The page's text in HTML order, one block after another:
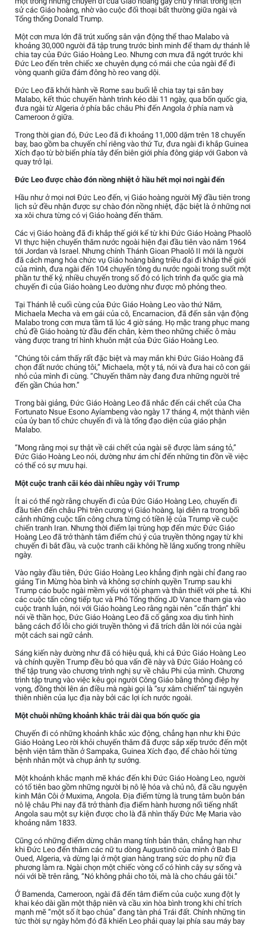
sử các Giáo hoàng, nhờ vào cuộc đối thoại bất thường giữa ngài và
Tổng thống Donald Trump.
Một cơn mưa lớn đã trút xuống sân vận động thể thao Malabo và
khoảng 30,000 người đã tập trung trước bình minh để tham dự thánh lễ
chia tay của Đức Giáo Hoàng Leo. Nhưng cơn mưa đã ngớt trước khi
Đức Leo đến trên chiếc xe chuyên dụng có mái che của ngài để đi
vòng quanh giữa đám đông hò reo vang dội.
Đức Leo đã khởi hành về Rome sau buổi lễ chia tay tại sân bay
Malabo, kết thúc chuyến hành trình kéo dài 11 ngày, qua bốn quốc gia,
đưa ngài từ Algeria ở phía bắc châu Phi đến Angola ở phía nam và
Cameroon ở giữa.
Trong thời gian đó, Đức Leo đã đi khoảng 11,000 dặm trên 18 chuyến
bay, bao gồm ba chuyến chỉ riêng vào thứ Tư, đưa ngài đi khắp Guinea
Xích đạo từ bờ biển phía tây đến biên giới phía đông giáp với Gabon và
quay trở lại.
Đức Leo được chào đón nồng nhiệt ở hầu hết mọi nơi ngài đến
Hầu như ở mọi nơi Đức Leo đến, vị Giáo hoàng người Mỹ đầu tiên trong
lịch sử đều nhận được sự chào đón nồng nhiệt, đặc biệt là ở những nơi
xa xôi chưa từng có vị Giáo hoàng đến thăm.
Các vị Giáo hoàng đã đi khắp thế giới kể từ khi Đức Giáo Hoàng Phaolô
VI thực hiện chuyến thăm nước ngoài hiện đại đầu tiên vào năm 1964
tới Jordan và Israel. Nhưng chính Thánh Gioan Phaolô II mới là người
đã cách mạng hóa chức vụ Giáo hoàng bằng triều đại đi khắp thế giới
của mình, đưa ngài đến 104 chuyến tông du nước ngoài trong suốt một
phần tư thế kỷ, nhiều chuyến trong số đó có lịch trình đa quốc gia mà
chuyến đi của Giáo hoàng Leo dường như được mô phỏng theo.
Tại Thánh lễ cuối cùng của Đức Giáo Hoàng Leo vào thứ Năm,
Michaela Mecha và em gái của cô, Encarnacion, đã đến sân vận động
Malabo trong cơn mưa tầm tã lúc 4 giờ sáng. Họ mặc trang phục mang
chủ đề Giáo hoàng từ đầu đến chân, kèm theo những chiếc ô màu
vàng được trang trí hình khuôn mặt của Đức Giáo Hoàng Leo.
“Chúng tôi cảm thấy rất đặc biệt và may mắn khi Đức Giáo Hoàng đã
chọn đất nước chúng tôi,” Michaela, một y tá, nói và đưa hai cô con gái
nhỏ của mình đi cùng. “Chuyến thăm này đang đưa những người trẻ
đến gần Chúa hơn.”
Trong bài giảng, Đức Giáo Hoàng Leo đã nhắc đến cái chết của Cha
Fortunato Nsue Esono Ayíambeng vào ngày 17 tháng 4, một thành viên
của ủy ban tổ chức chuyến đi và là tổng đạo diện của giáo phận
Malabo.
“Mong rằng mọi sự thật về cái chết của ngài sẽ được làm sáng tỏ,”
Đức Giáo Hoàng Leo nói, dường như ám chỉ đến những tin đồn về việc
có thể có sự mưu hại.
Một cuộc tranh cãi kéo dài nhiều ngày với Trump
Ít ai có thể ngờ rằng chuyến đi của Đức Giáo Hoàng Leo, chuyến đi
đầu tiên đến châu Phi trên cương vị Giáo hoàng, lại diễn ra trong bối
cảnh những cuộc tấn công chưa từng có tiền lệ của Trump về cuộc
chiến tranh Iran. Nhưng thời điểm lại trùng hợp đến mức Đức Giáo
Hoàng Leo đã trở thành tâm điểm chú ý của truyền thông ngay từ khi
chuyến đi bắt đầu, và cuộc tranh cãi không hề lắng xuống trong nhiều
ngày.
Vào ngày đầu tiên, Đức Giáo Hoàng Leo khẳng định ngài chỉ đang rao
giảng Tin Mừng hòa bình và không sợ chính quyền Trump sau khi
Trump cáo buộc ngài mềm yếu với tội phạm và thân thiết với phe tả. Khi
các cuộc tấn công tiếp tục và Phó Tổng thống JD Vance tham gia vào
cuộc tranh luận, nói với Giáo hoàng Leo rằng ngài nên “cẩn thận” khi
nói về thần học, Đức Giáo Hoàng Leo đã cố gắng xoa dịu tình hình
bằng cách đổ lỗi cho giới truyền thông vì đã trích dẫn lời nói của ngài
một cách sai ngữ cảnh.
Sáng kiến này dường như đã có hiệu quả, khi cả Đức Giáo Hoàng Leo
và chính quyền Trump đều bỏ qua vấn đề này và Đức Giáo Hoàng có
thể tập trung vào chương trình nghị sự về châu Phi của mình. Chương
trình tập trung vào việc kêu gọi người Công Giáo bằng thông điệp hy
vọng, đồng thời lên án điều mà ngài gọi là “sự xâm chiếm” tài nguyên
thiên nhiên của lục địa này bởi các lợi ích nước ngoài.
Một chuỗi những khoảnh khắc trải dài qua bốn quốc gia
Chuyến đi có những khoảnh khắc xúc động, chẳng hạn như khi Đức
Giáo Hoàng Leo rời khỏi chuyến thăm đã được sắp xếp trước đến một
bệnh viện tâm thần ở Sampaka, Guinea Xích đạo, để chào hỏi từng
bệnh nhân một và chụp ảnh tự sướng.
Một khoảnh khắc mạnh mẽ khác đến khi Đức Giáo Hoàng Leo, người
có tổ tiên bao gồm những người bị nô lệ hóa và chủ nô, đã cầu nguyện
kinh Mân Côi ở Muxima, Angola. Địa điểm từng là trung tâm buôn bán
nô lệ châu Phi nay đã trở thành địa điểm hành hương nổi tiếng nhất
Angola sau một sự kiện được cho là đã nhìn thấy Đức Mẹ Maria vào
khoảng năm 1833.
Cũng có những điểm dừng chân mang tính bản thân, chẳng hạn như
khi Đức Leo đến thăm các nữ tu dòng Augustinô của mình ở Bab El
Oued, Algeria, và dừng lại ở một gian hàng trang sức do phụ nữ địa
phương làm ra. Ngài chọn một chiếc vòng cổ có hình cây sự sống và
nói với bề trên rằng, “Nó không phải cho tôi, mà là cho cháu gái tôi.”
Ở Bamenda, Cameroon, ngài đã đến tâm điểm của cuộc xung đột ly
khai kéo dài gần một thập niên và cầu xin hòa bình trong khi chỉ trích
mạnh mẽ “một số ít bạo chúa” đang tàn phá Trái đất. Chính những tin
tức thời sự ngày hôm đó đã khiến Leo phải quay lại phía sau máy bay